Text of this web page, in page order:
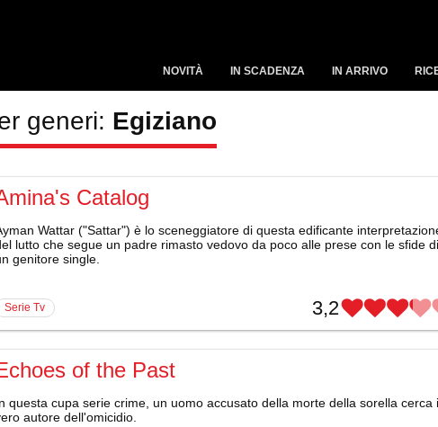
NOVITÀ IN SCADENZA IN ARRIVO
generi: Egiziano
Catalog
Wattar ("Sattar") è lo sceneggiatore di questa edificante
lutto che segue un padre rimasto vedovo da poco alle prese con le sfide di
genitore single.
serie Tv 3,2
of the Past
questa cupa serie crime, un uomo accusato della morte della sorella cerca
autore dell'omicidio.